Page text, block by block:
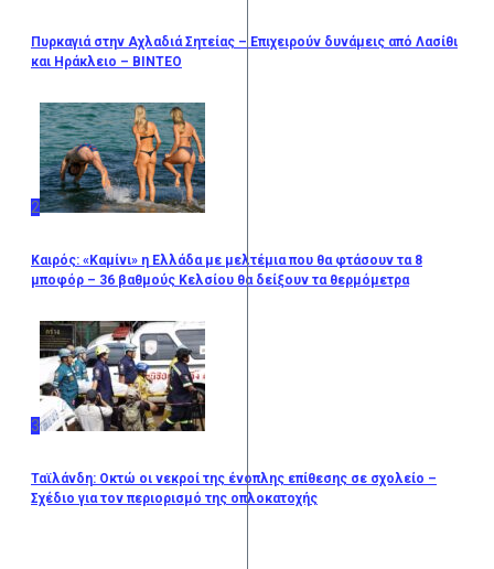
Πυρκαγιά στην Αχλαδιά Σητείας – Επιχειρούν δυνάμεις από Λασίθι
και Ηράκλειο – ΒΙΝΤΕΟ
2
Καιρός: «Καμίνι» η Ελλάδα με μελτέμια που θα φτάσουν τα 8
μποφόρ – 36 βαθμούς Κελσίου θα δείξουν τα θερμόμετρα
3
Ταϊλάνδη: Οκτώ οι νεκροί της ένοπλης επίθεσης σε σχολείο –
Σχέδιο για τον περιορισμό της οπλοκατοχής